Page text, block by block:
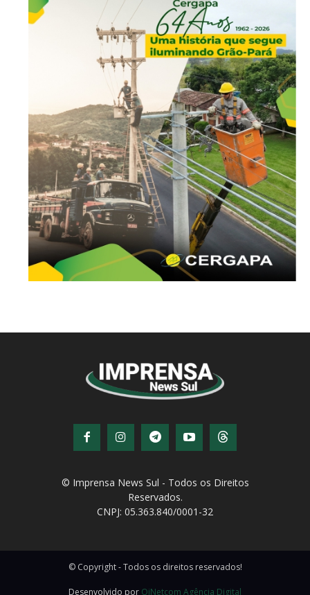
© Imprensa News Sul - Todos os Direitos
Reservados.
CNPJ: 05.363.840/0001-32
© Copyright - Todos os direitos reservados!
Desenvolvido por QiNetcom Agência Digital